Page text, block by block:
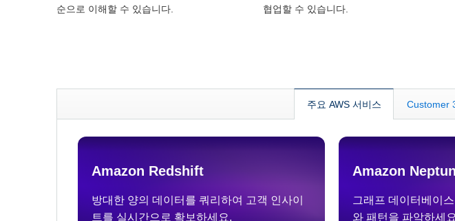
순으로 이해할 수 있습니다.
협업할 수 있습니다.
주요 AWS 서비스 Customer
Amazon Redshift
방대한 양의 데이터를 쿼리하여 고객 인사이
트를 실시간으로 확보하세요.
Amazon
그래프 데이터베이
와 패턴을 파악하세